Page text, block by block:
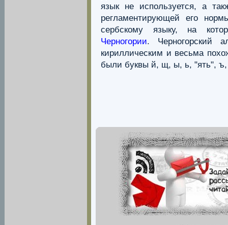
язык не используется, а
регламентирующей его
сербскому языку, на
Черногории. Черногорский
кириллическим и весьма
были буквы й, щ, ы, ь, "ять",